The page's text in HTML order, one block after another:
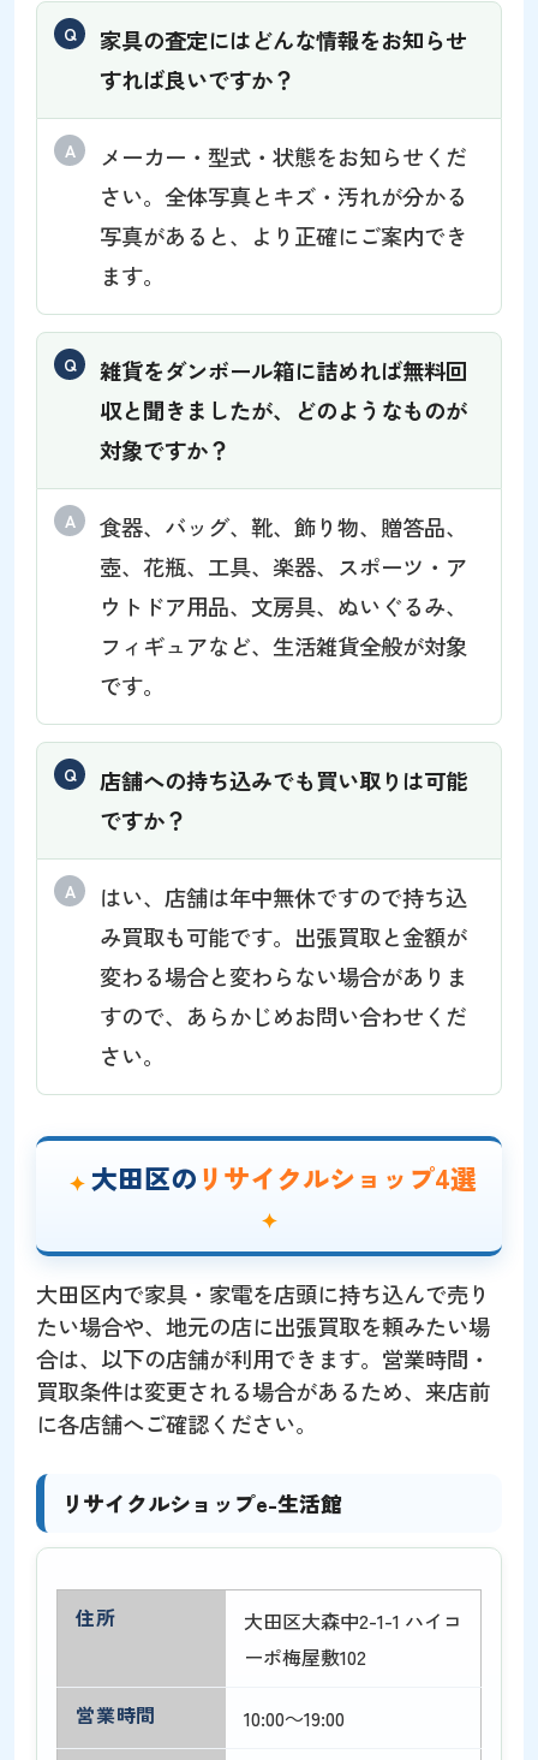
家具の査定にはどんな情報をお知らせ
すれば良いですか？
メーカー・型式・状態をお知らせくだ
さい。全体写真とキズ・汚れが分かる
写真があると、より正確にご案内でき
ます。
雑貨をダンボール箱に詰めれば無料回
収と聞きましたが、どのようなものが
対象ですか？
食器、バッグ、靴、飾り物、贈答品、
壺、花瓶、工具、楽器、スポーツ・ア
ウトドア用品、文房具、ぬいぐるみ、
フィギュアなど、生活雑貨全般が対象
です。
店舗への持ち込みでも買い取りは可能
ですか？
はい、店舗は年中無休ですので持ち込
み買取も可能です。出張買取と金額が
変わる場合と変わらない場合がありま
すので、あらかじめお問い合わせくだ
さい。
大田区のリサイクルショップ4選
大田区内で家具・家電を店頭に持ち込んで売り
たい場合や、地元の店に出張買取を頼みたい場
合は、以下の店舗が利用できます。営業時間・
買取条件は変更される場合があるため、来店前
に各店舗へご確認ください。
リサイクルショップe-生活館
住所
大田区大森中2-1-1 ハイコ
ーポ梅屋敷102
営業時間
10:00～19:00